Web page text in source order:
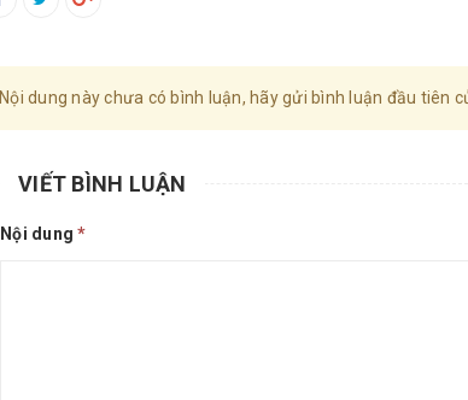
Nội dung này chưa có bình luận, hãy gửi bình luận đầu tiên
VIẾT BÌNH LUẬN
Nội dung*